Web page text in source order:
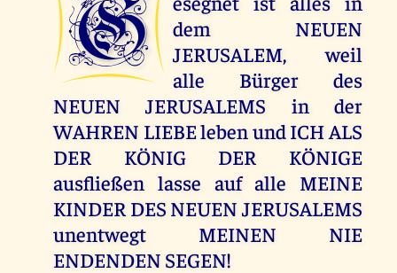
G
dem NEUEN
JERUSALEM, weil
alle Bürger des
NEUEN JERUSALEMS in der
WAHREN LIEBE leben und ICH ALS
DER KÖNIG DER KÖNIGE
ausfließen lasse auf alle MEINE
KINDER DES NEUEN JERUSALEMS
unentwegt MEINEN NIE
ENDENDEN SEGEN!